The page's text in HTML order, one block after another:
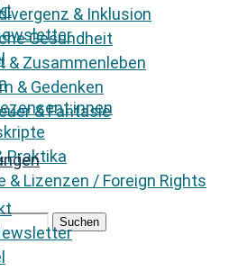
Praktika
& Lizenzen / Foreign Rights
& Inklusion
Gesundheit
& Zusammenleben
& Gedenken
& Fantasie